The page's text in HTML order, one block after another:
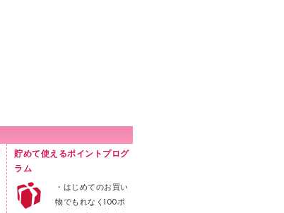
貯めて使えるポイントプログ
ラム
・はじめてのお買い
物でもれなく100ポ